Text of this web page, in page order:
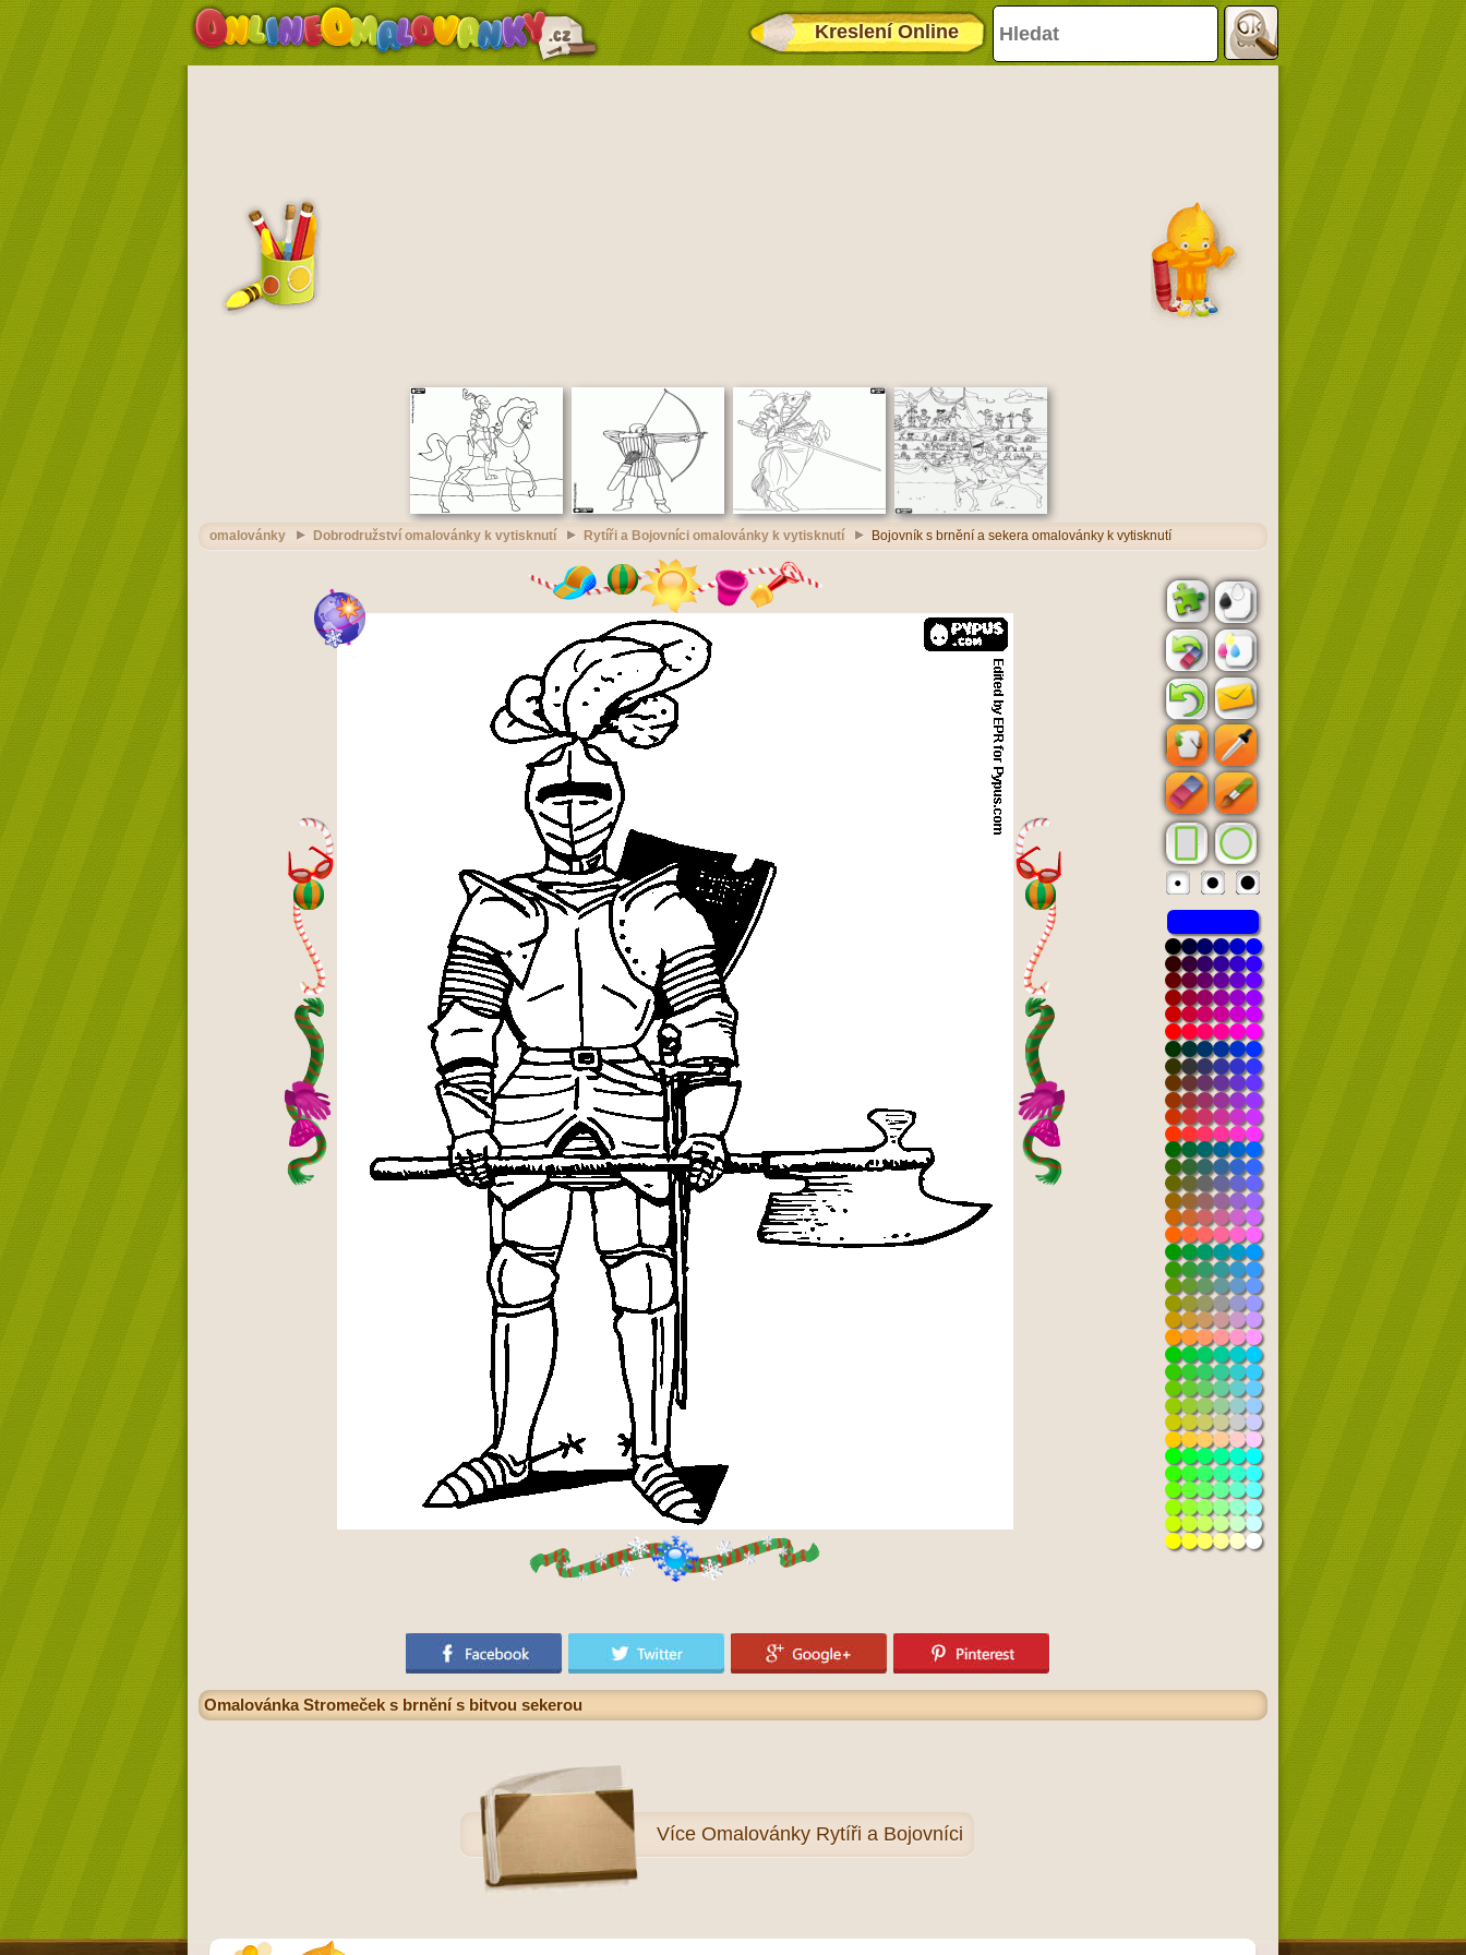
Kreslení Online
omalovánky Dobrodružství omalovánky k vytisknutí Rytíři a Bojovníci omalovánky k vytisknutí Bojovník s brnění a sekera omalovánky k vytisknutí
Omalovánka Stromeček s brnění s bitvou sekerou
Více Omalovánky Rytíři a Bojovníci